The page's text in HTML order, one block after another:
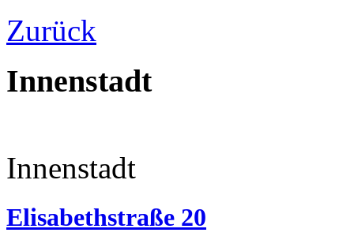
Zurück
Innenstadt
Innenstadt
Elisabethstraße 20